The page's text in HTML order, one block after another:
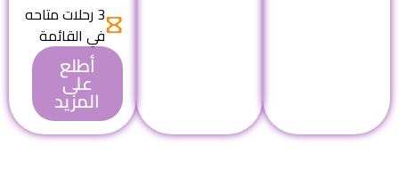
3 رحلات متاحه
في القائمة
أطلع
على
المزيد